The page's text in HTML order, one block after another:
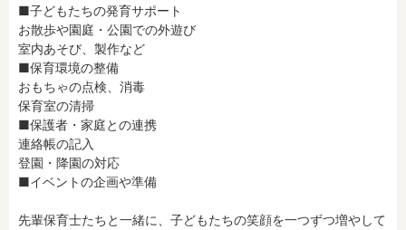
■子どもたちの発育サポート
お散歩や園庭・公園での外遊び
室内あそび、製作など
■保育環境の整備
おもちゃの点検、消毒
保育室の清掃
■保護者・家庭との連携
連絡帳の記入
登園・降園の対応
■イベントの企画や準備
先輩保育士たちと一緒に、子どもたちの笑顔を一つずつ増やして
男性保育士
オープニング求人
小規模保育園
株式会社
月収見込み